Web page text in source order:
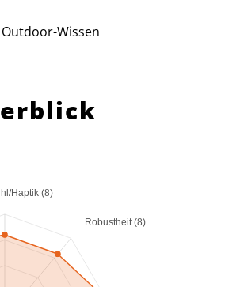
Wissen
Haptik (8)
Robustheit (8)